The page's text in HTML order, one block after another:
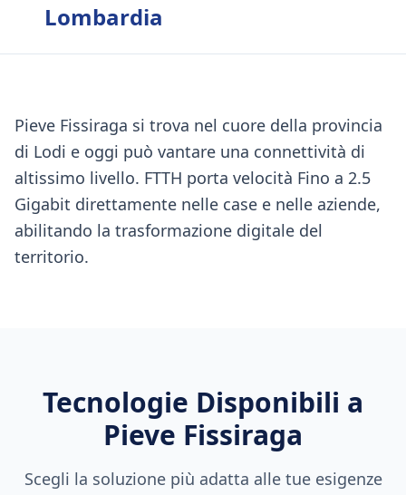
Lombardia
Pieve Fissiraga si trova nel cuore della provincia
di Lodi e oggi può vantare una connettività di
altissimo livello. FTTH porta velocità Fino a 2.5
Gigabit direttamente nelle case e nelle aziende,
abilitando la trasformazione digitale del
territorio.
Tecnologie Disponibili a
Pieve Fissiraga
Scegli la soluzione più adatta alle tue esigenze